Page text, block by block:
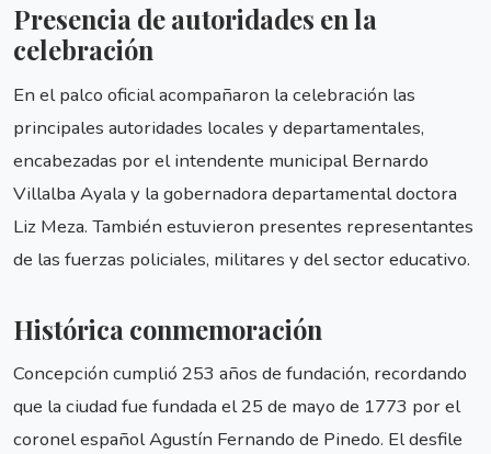
Presencia de autoridades en la
celebración
En el palco oficial acompañaron la celebración las
principales autoridades locales y departamentales,
encabezadas por el intendente municipal Bernardo
Villalba Ayala y la gobernadora departamental doctora
Liz Meza. También estuvieron presentes representantes
de las fuerzas policiales, militares y del sector educativo.
Histórica conmemoración
Concepción cumplió 253 años de fundación, recordando
que la ciudad fue fundada el 25 de mayo de 1773 por el
coronel español Agustín Fernando de Pinedo. El desfile